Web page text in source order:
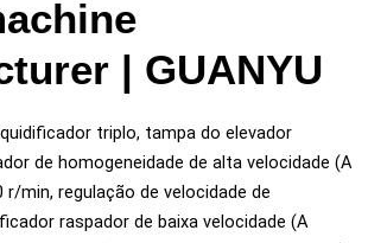
| GUANYU
triplo, tampa do elevador
de homogeneidade de alta velocidade (A
r/min, regulação de velocidade de
raspador de baixa velocidade (A